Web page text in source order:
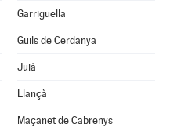
Garriguella
Guils de Cerdanya
Juià
Llançà
Maçanet de Cabrenys